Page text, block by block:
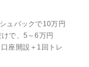
ュバックで10万円
で、5～6万円
座開設＋1回トレ